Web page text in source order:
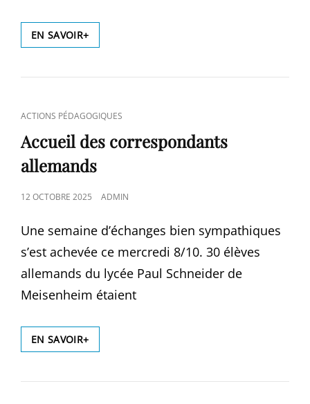
EN SAVOIR+DES
COURS
GÉOLOGIE
TERRAIN
!
CAT
LINKS
ACTIONS PÉDAGOGIQUES
Accueil des correspondants
allemands
POSTED
12 OCTOBRE 2025 ADMIN
Une semaine d’échanges bien sympathiques
s’est achevée ce mercredi 8/10. 30 élèves
allemands du lycée Paul Schneider de
Meisenheim étaient
EN SAVOIR+ACCUEIL
DES
ALLEMANDS